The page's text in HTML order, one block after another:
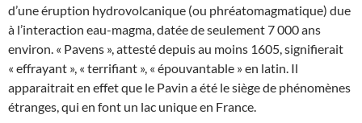
d’une éruption hydrovolcanique (ou phréatomagmatique) due
à l’interaction eau-magma, datée de seulement 7 000 ans
environ. « Pavens », attesté depuis au moins 1605, signifierait
« effrayant », « terrifiant », « épouvantable » en latin. Il
apparaitrait en effet que le Pavin a été le siège de phénomènes
étranges, qui en font un lac unique en France.